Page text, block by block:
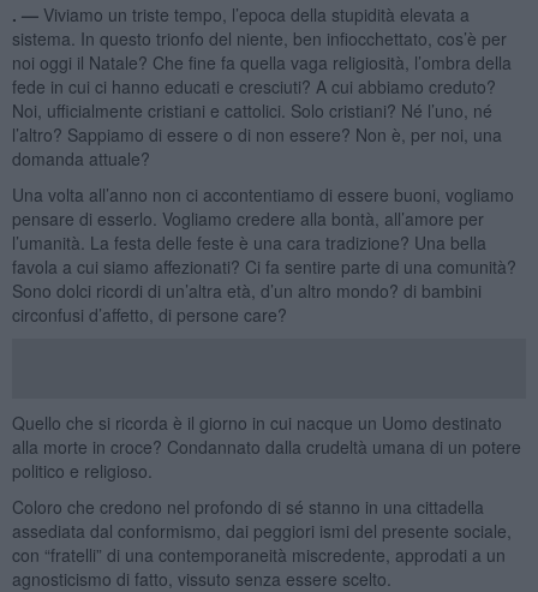
. — Viviamo un triste tempo, l’epoca della stupidità elevata a
sistema. In questo trionfo del niente, ben infiocchettato, cos’è per
noi oggi il Natale? Che fine fa quella vaga religiosità, l’ombra della
fede in cui ci hanno educati e cresciuti? A cui abbiamo creduto?
Noi, ufficialmente cristiani e cattolici. Solo cristiani? Né l’uno, né
l’altro? Sappiamo di essere o di non essere? Non è, per noi, una
domanda attuale?
Una volta all’anno non ci accontentiamo di essere buoni, vogliamo
pensare di esserlo. Vogliamo credere alla bontà, all’amore per
l’umanità. La festa delle feste è una cara tradizione? Una bella
favola a cui siamo affezionati? Ci fa sentire parte di una comunità?
Sono dolci ricordi di un’altra età, d’un altro mondo? di bambini
circonfusi d’affetto, di persone care?
Quello che si ricorda è il giorno in cui nacque un Uomo destinato
alla morte in croce? Condannato dalla crudeltà umana di un potere
politico e religioso.
Coloro che credono nel profondo di sé stanno in una cittadella
assediata dal conformismo, dai peggiori ismi del presente sociale,
con “fratelli” di una contemporaneità miscredente, approdati a un
agnosticismo di fatto, vissuto senza essere scelto.